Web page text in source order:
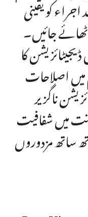
کو یقینی
جائیں۔
کا
اصلاحات
ناگزیر
میں شفافیت
ساتھ مزدوروں